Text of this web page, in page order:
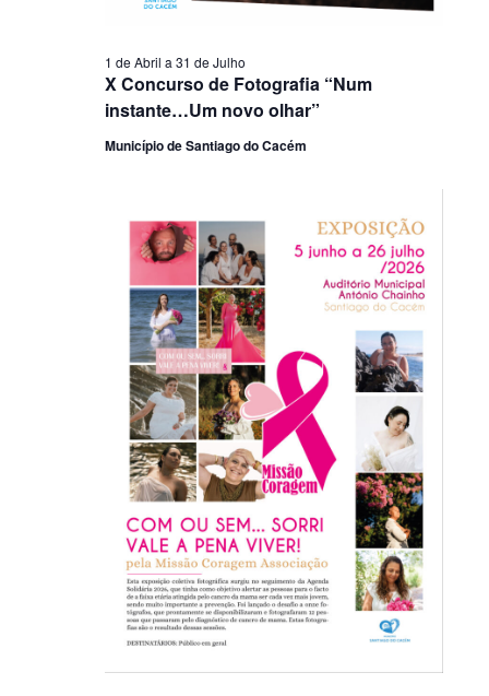
X Concurso de Fotografia “Num
instante…Um novo olhar”
1 de Abril a 31 de Julho
Município de Santiago do Cacém